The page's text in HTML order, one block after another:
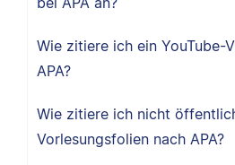
Wie zitiere ich ein YouTube-
APA?
Wie zitiere ich nicht
Vorlesungsfolien nach APA?